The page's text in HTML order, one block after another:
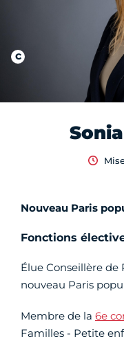
Nouveau Paris
Fonctions
Élue Conseillère de
nouveau Paris
Membre de la 6e
Familles - Petite